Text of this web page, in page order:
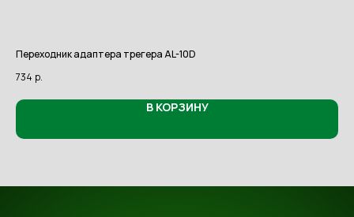
Переходник адаптера трегера AL-10D
734 р.
В КОРЗИНУ